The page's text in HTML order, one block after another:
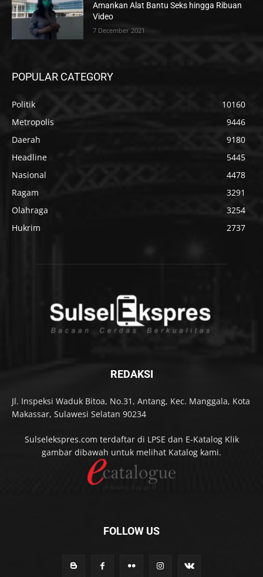
Amankan Alat Bantu Seks hingga Ribuan
Video
7 December 2021
POPULAR CATEGORY
Politik
10160
Metropolis
9446
Daerah
9180
Headline
5445
Nasional
4478
Ragam
3291
Olahraga
3254
Hukrim
2737
REDAKSI
Jl. Inspeksi Waduk Bitoa, No.31, Antang, Kec. Manggala, Kota
Makassar, Sulawesi Selatan 90234
Sulselekspres.com terdaftar di LPSE dan E-Katalog Klik
gambar dibawah untuk melihat Katalog kami.
FOLLOW US